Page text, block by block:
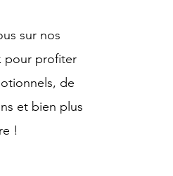
sur nos
pour profiter
de
et bien plus
!